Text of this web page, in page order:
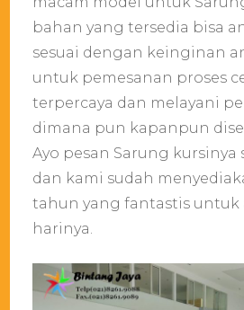
bahan yang tersedia bisa
sesuai dengan keinginan
untuk pemesanan proses
terpercaya dan melayani
dimana pun kapanpun
Ayo pesan Sarung kursinya
dan kami sudah
tahun yang fantastis untuk
harinya.